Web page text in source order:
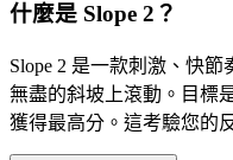
什麼是 Slope 2？
Slope 2 是一款刺激、快
無盡的斜坡上滾動。目標
獲得最高分。這考驗您的